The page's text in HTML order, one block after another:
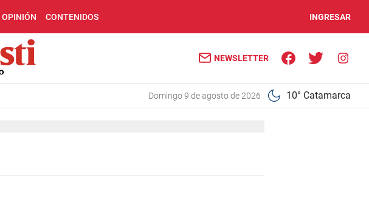
OPINIÓN CONTENIDOS INGRESAR
NEWSLETTER
domingo 9 de agosto de 2026 10° Catamarca